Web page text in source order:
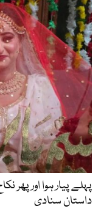
داستان سنادی